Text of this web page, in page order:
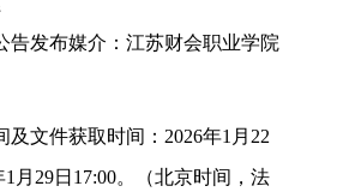
告发布媒介：江苏财会职业学院
及文件获取时间： 2026年1 月 22
1 月 29日 17:00。（北京时间，法